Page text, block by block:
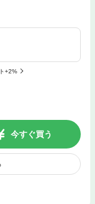
+2%
今すぐ買う